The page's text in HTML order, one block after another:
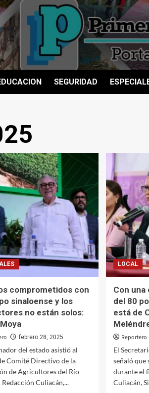
SEGURIDAD
comprometidos con
sinaloense y los
no están solos:
febrero 28, 2025
del estado asistió al
Comité Directivo de la
de Agricultores del Río
Culiacán,...
LOCAL
Con
del 80
está de
Reportero
El
señaló que
durante el
Culiacán,